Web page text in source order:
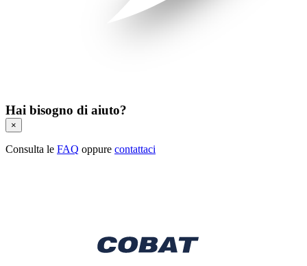
Hai bisogno di aiuto?
×
Consulta le FAQ oppure contattaci